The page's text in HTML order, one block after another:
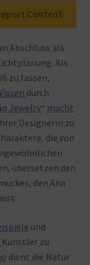
Content
Abschluss als
Als
zu fassen,
durch
Jewelry“ macht
Designerin zu
dievon
übersetzen den
den Ana
und
Künstler zu
dient die Natur